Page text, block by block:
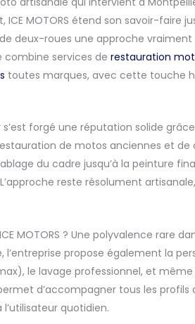
ICE MOTORS étend son savoir-faire
deux-roues une approche vraiment
services de restauration
toutes marques, avec cette touche
s’est forgé une réputation solide
de motos anciennes et de
du cadre jusqu’à la peinture
reste résolument
MOTORS ? Une polyvalence rare
l’entreprise propose également la
le lavage professionnel, et
d’accompagner tous les profils
quotidien.